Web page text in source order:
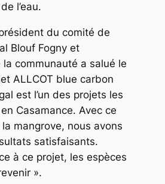
l’eau.
du comité de
Blouf Fogny et
communauté a salué le
ALLCOT blue carbon
est l’un des projets les
Casamance. Avec ce
mangrove, nous avons
satisfaisants.
à ce projet, les espèces
».